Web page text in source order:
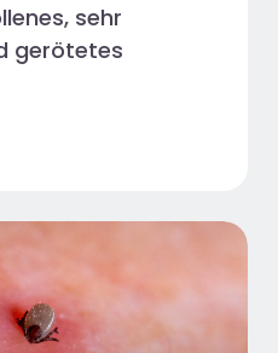
sehr
gerötetes